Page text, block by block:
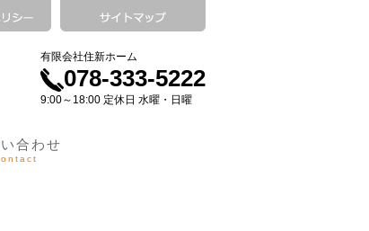
有限会社住新ホーム
078-333-5222
9:00～18:00 定休日 水曜・日曜
合わせ